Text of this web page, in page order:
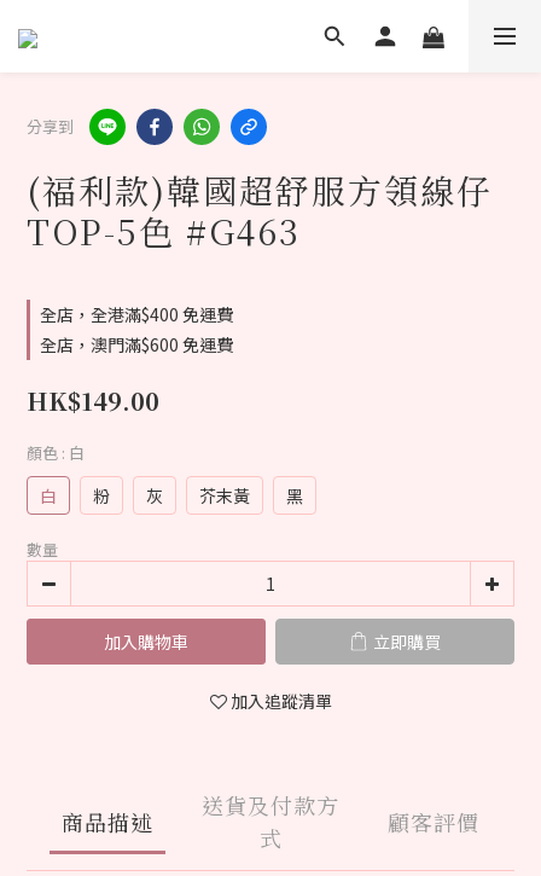
分享到
(福利款)韓國超舒服方領線仔
TOP-5色 #G463
全店，全港滿$400 免運費
全店，澳門滿$600 免運費
HK$149.00
顏色 : 白
白 粉 灰 芥末黃 黑
數量
加入購物車 立即購買
加入追蹤清單
商品描述
送貨及付款方
式
顧客評價